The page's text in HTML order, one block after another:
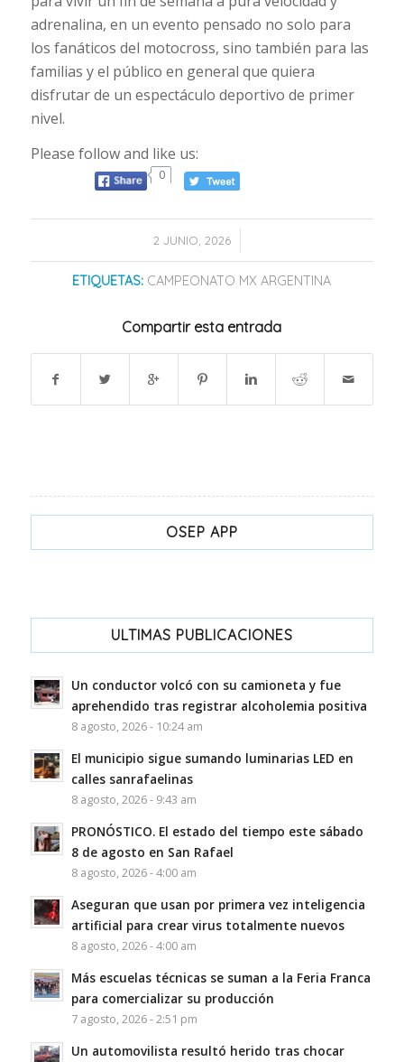
adrenalina, en un evento pensado no solo para
los fanáticos del motocross, sino también para las
familias y el público en general que quiera
disfrutar de un espectáculo deportivo de primer
nivel.
Please follow and like us:
0
2 JUNIO, 2026
/
ETIQUETAS: CAMPEONATO MX ARGENTINA
Compartir esta entrada
OSEP APP
ULTIMAS PUBLICACIONES
Un conductor volcó con su camioneta y fue
aprehendido tras registrar alcoholemia positiva
8 agosto, 2026 - 10:24 am
El municipio sigue sumando luminarias LED en
calles sanrafaelinas
8 agosto, 2026 - 9:43 am
PRONÓSTICO. El estado del tiempo este sábado
8 de agosto en San Rafael
8 agosto, 2026 - 4:00 am
Aseguran que usan por primera vez inteligencia
artificial para crear virus totalmente nuevos
8 agosto, 2026 - 4:00 am
Más escuelas técnicas se suman a la Feria Franca
para comercializar su producción
7 agosto, 2026 - 2:51 pm
Un automovilista resultó herido tras chocar